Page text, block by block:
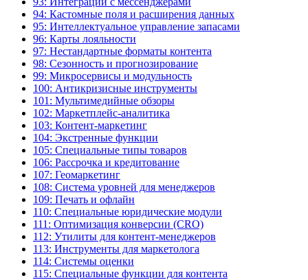
94: Кастомные поля и расширения данных
95: Интеллектуальное управление запасами
96: Карты лояльности
97: Нестандартные форматы контента
98: Сезонность и прогнозирование
99: Микросервисы и модульность
100: Антикризисные инструменты
101: Мультимедийные обзоры
102: Маркетплейс-аналитика
103: Контент-маркетинг
104: Экстренные функции
105: Специальные типы товаров
106: Рассрочка и кредитование
107: Геомаркетинг
108: Система уровней для менеджеров
109: Печать и офлайн
110: Специальные юридические модули
111: Оптимизация конверсии (CRO)
112: Утилиты для контент-менеджеров
113: Инструменты для маркетолога
114: Системы оценки
115: Специальные функции для контента